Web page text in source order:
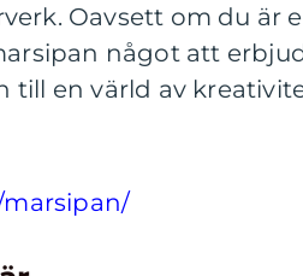
Oavsett om du är
något att
till en värld av